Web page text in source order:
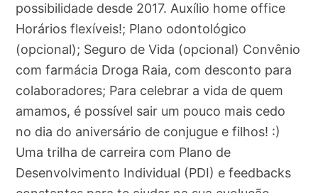
possibilidade desde 2017. Auxílio home office
Horários flexíveis!; Plano odontológico
(opcional); Seguro de Vida (opcional) Convênio
com farmácia Droga Raia, com desconto para
colaboradores; Para celebrar a vida de quem
amamos, é possível sair um pouco mais cedo
no dia do aniversário de conjugue e filhos! :)
Uma trilha de carreira com Plano de
Desenvolvimento Individual (PDI) e feedbacks